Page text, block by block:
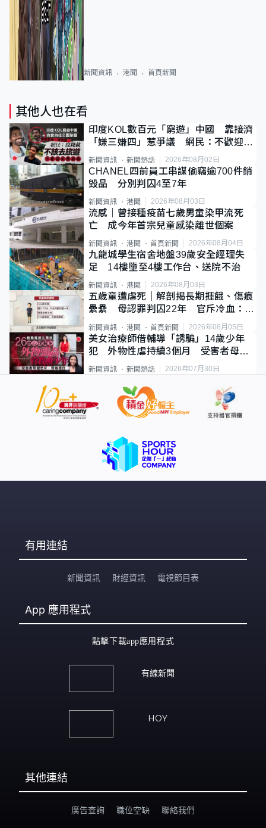
新聞資訊 港聞 首頁新聞
其他人也在看
印度KOL數百元「窮遊」中國 靠接濟
「嫌三嫌四」惹爭議 網民：不歡迎劣
質旅客
新聞資訊 新聞熱話 2026年08月02日
CHANEL四前員工串謀偷竊逾700件銷
毀品 分別判囚4至7年
新聞資訊 港聞 2026年08月03日
流感｜曾接種疫苗七歲男童染甲流死
亡 成今年首宗兒童感染離世個案
新聞資訊 港聞 首頁新聞 2026年08月04日
九龍城學生宿舍地盤39歲安全經理失
足 14樓墮至4樓工作台、送院不治
新聞資訊 港聞 2026年08月03日
五歲童遭虐死｜解剖揭長期捱餓、傷痕
纍纍 母認罪判囚22年 官斥冷血：同
類案最惡劣
新聞資訊 港聞 首頁新聞 2026年08月05日
美女治療師借輔導「誘騙」14歲少年
犯 外物性虐持續3個月 受害者母：
要保護其他人
新聞資訊 新聞熱話 2026年07月30日
有用連結
新聞資訊 財經資訊 電視節目表
App 應用程式
點擊下載app應用程式
有線新聞
HOY
其他連結
廣告查詢 職位空缺 聯絡我們